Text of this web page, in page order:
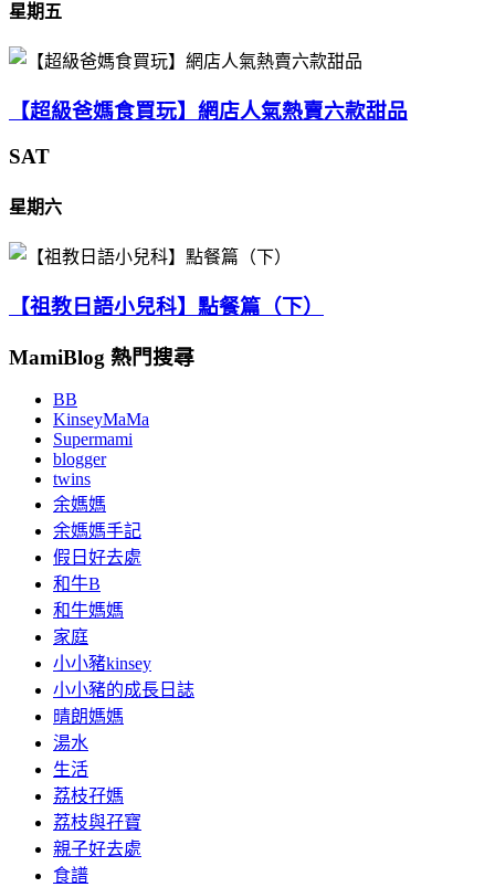
星期五
【超級爸媽食買玩】網店人氣熱賣六款甜品
SAT
星期六
【祖教日語小兒科】點餐篇（下）
MamiBlog 熱門搜尋
BB
KinseyMaMa
Supermami
blogger
twins
余媽媽
余媽媽手記
假日好去處
和牛B
和牛媽媽
家庭
小小豬kinsey
小小豬的成長日誌
晴朗媽媽
湯水
生活
荔枝孖媽
荔枝與孖寶
親子好去處
食譜